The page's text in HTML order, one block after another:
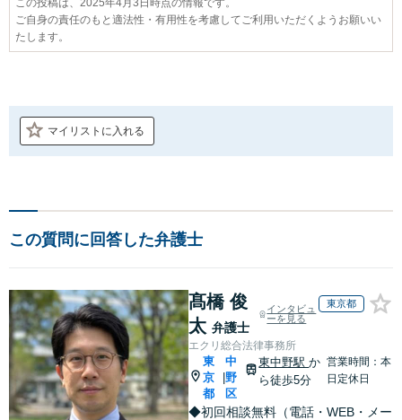
ご自身の責任のもと適法性・有用性を考慮してご利用いただくようお願いい
たします。
マイリストに入れる
この質問に回答した弁護士
髙橋 俊
太 弁護士
インタビュ
ーを見る
東京都
エクリ総合法律事務所
東
京
都
中
野
区
東中野駅か
ら徒歩5分
営業時間：本
日定休日
◆初回相談無料（電話・WEB・メー